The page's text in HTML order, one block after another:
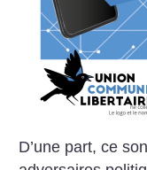
D’une part, ce